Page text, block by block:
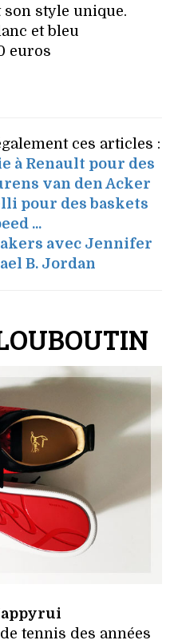
style unique.
et bleu
euros
ces articles :
à Renault pour des
van den Acker
pour des baskets
...
avec Jennifer
B. Jordan
tennis des années